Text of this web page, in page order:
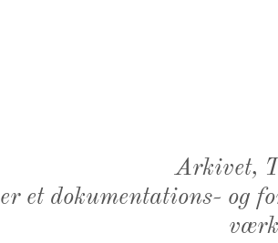
Arkivet,
er et dokumentations- og